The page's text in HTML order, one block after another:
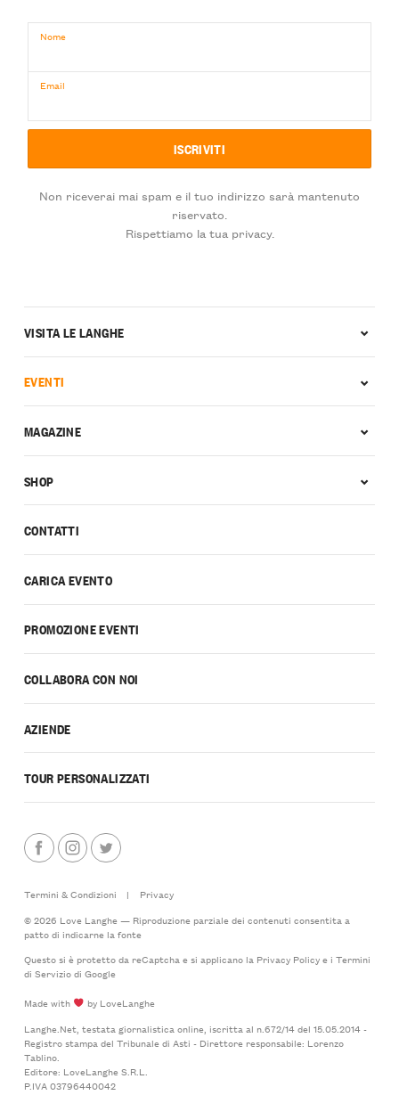
Nome
Email
Non riceverai mai spam e il tuo indirizzo sarà mantenuto
riservato.
Rispettiamo la tua privacy.
CONTATTI
CARICA EVENTO
PROMOZIONE EVENTI
COLLABORA CON NOI
AZIENDE
TOUR PERSONALIZZATI
VISITA LE LANGHE
EVENTI
MAGAZINE
SHOP
Termini & Condizioni |
Privacy
© 2026 Love Langhe — Riproduzione parziale dei contenuti consentita a
patto di indicarne la fonte
Questo si è protetto da reCaptcha e si applicano la Privacy Policye i Termini
di Serviziodi Google
Made with
by LoveLanghe
Langhe.Net, testata giornalistica online, iscritta al n.672/14 del 15.05.2014 -
Registro stampa del Tribunale di Asti - Direttore responsabile: Lorenzo
Tablino.
Editore: LoveLanghe S.R.L.
P.IVA 03796440042